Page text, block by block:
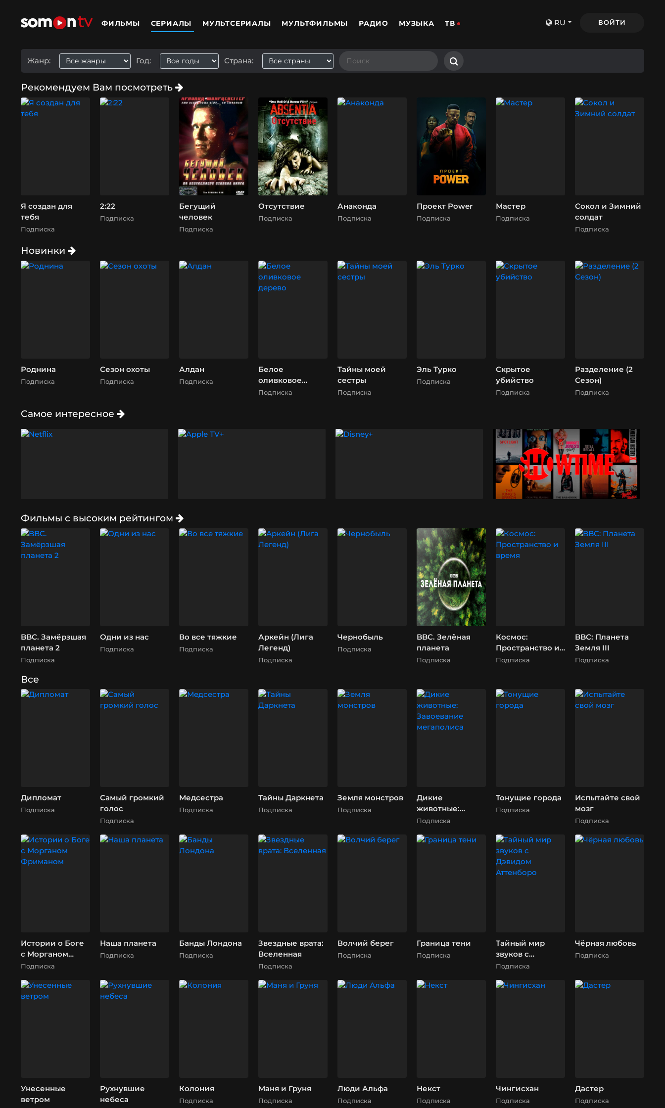
ФИЛЬМЫ СЕРИАЛЫ МУЛЬТСЕРИАЛЫ МУЛЬТФИЛЬМЫ РАДИО МУЗЫКА ТВ RU ВОЙТИ
Жанр: Год: Страна:
Рекомендуем Вам посмотреть
Я создан для
тебя
Подписка
2:22
Подписка
Бегущий
человек
Подписка
Отсутствие
Подписка
Анаконда
Подписка
Проект Power
Подписка
Мастер
Подписка
Сокол и Зимний
солдат
Подписка
Новинки
Роднина
Подписка
Сезон охоты
Подписка
Алдан
Подписка
Белое
оливковое
дерево
Подписка
Тайны моей
сестры
Подписка
Эль Турко
Подписка
Скрытое
убийство
Подписка
Разделение (2
Сезон)
Подписка
Самое интересное
Фильмы с высоким рейтингом
BBC. Замёрзшая
планета 2
Подписка
Одни из нас
Подписка
Во все тяжкие
Подписка
Аркейн (Лига
Легенд)
Подписка
Чернобыль
Подписка
BBC. Зелёная
планета
Подписка
Космос:
Пространство и
время
Подписка
BBC: Планета
Земля III
Подписка
Все
Дипломат
Подписка
Самый громкий
голос
Подписка
Медсестра
Подписка
Тайны Даркнета
Подписка
Земля монстров
Подписка
Дикие
животные:
Завоевание
Подписка
Тонущие города
Подписка
Испытайте свой
мозг
Подписка
Истории о Боге
с Морганом
Фриманом
Подписка
Наша планета
Подписка
Банды Лондона
Подписка
Звездные врата:
Вселенная
Подписка
Волчий берег
Подписка
Граница тени
Подписка
Тайный мир
звуков с
Дэвидом
Подписка
Чёрная любовь
Подписка
Унесенные
ветром
Рухнувшие
небеса
Колония
Подписка
Маня и Груня
Подписка
Люди Альфа
Подписка
Некст
Подписка
Чингисхан
Подписка
Дастер
Подписка